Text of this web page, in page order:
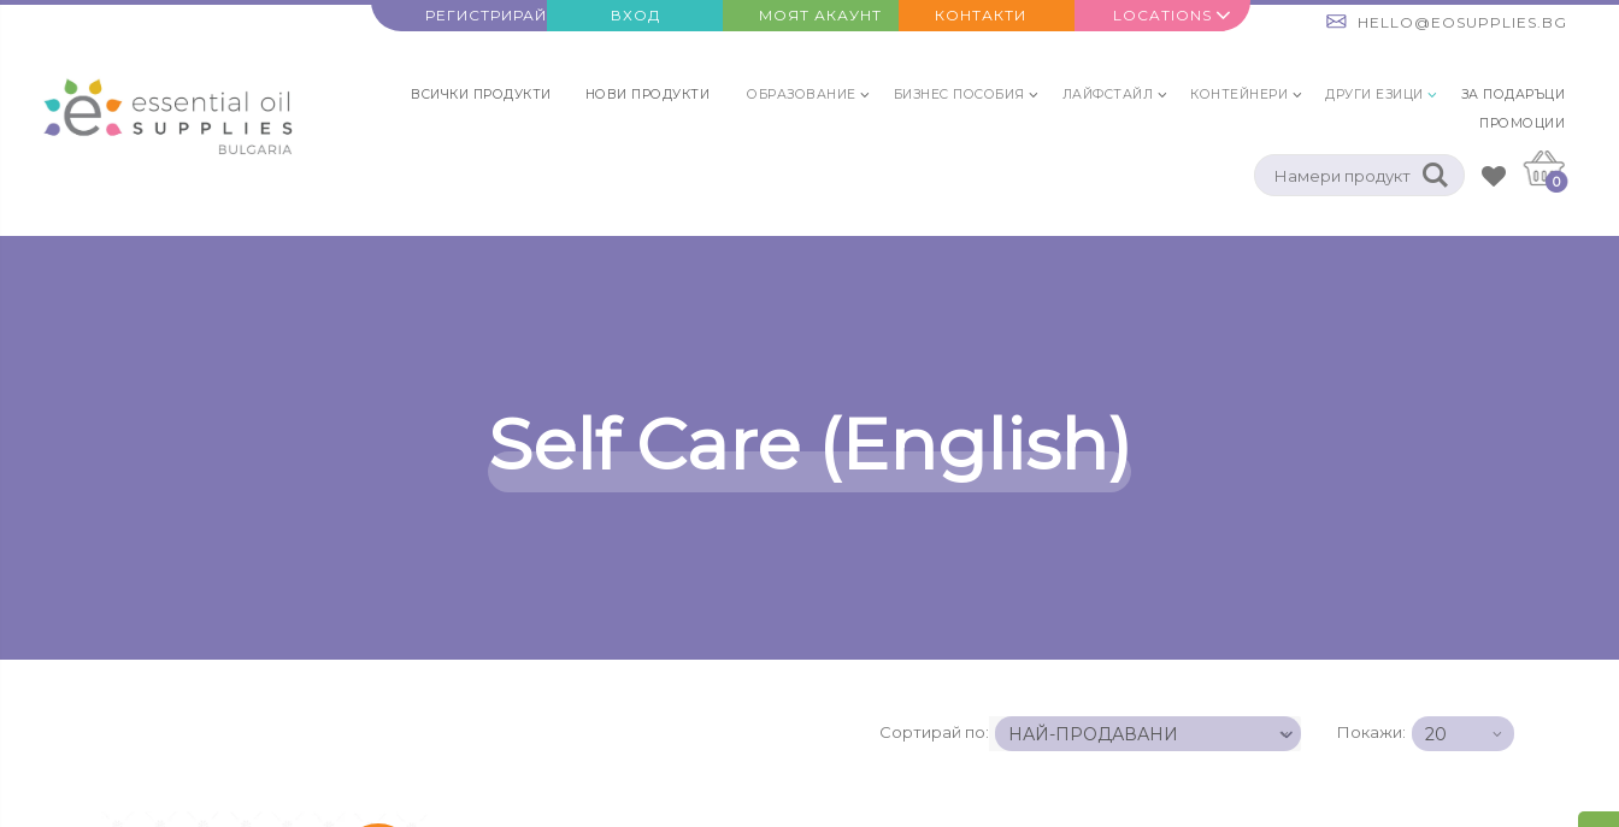
РЕГИСТРИРАЙ СЕ ВХОД МОЯТ АКАУНТ КОНТАКТИ LOCATIONS HELLO@EOSUPPLIES.BG
ВСИЧКИ ПРОДУКТИ НОВИ ПРОДУКТИ ОБРАЗОВАНИЕ БИЗНЕС ПОСОБИЯ ЛАЙФСТАЙЛ КОНТЕЙНЕРИ ДРУГИ ЕЗИЦИ
ЗА ПОДАРЪЦИ
ПРОМОЦИИ
0
Self Care (English)
Сортирай по: Покажи: